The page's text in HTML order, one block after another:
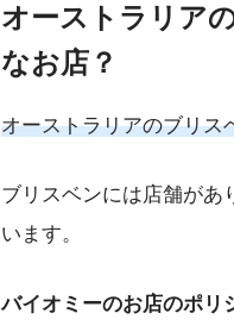
オーストラリア
なお店？
オーストラリアのブリス
ブリスベンには店舗があ
います。
バイオミーのお店のポリ